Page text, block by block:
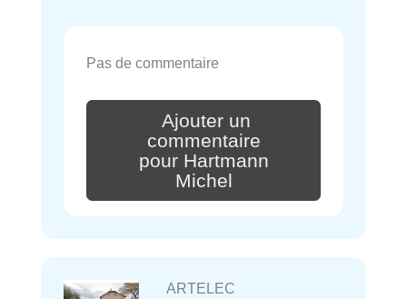
Pas de commentaire
Ajouter un
commentaire
pour Hartmann
Michel
ARTELEC